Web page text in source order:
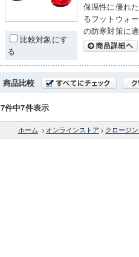
比較対象にす
る
保温性に優れ
るフットウォ
の防寒対策に
商品比較
7件中7件表示
ホーム > オンラインストア > クロージ